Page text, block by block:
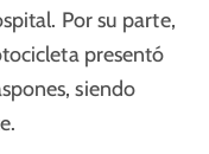
Por su parte,
presentó
siendo